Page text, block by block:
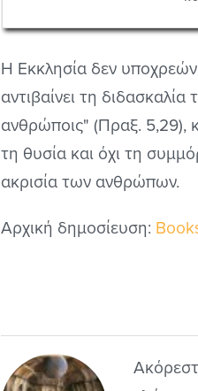
Η Εκκλησία δεν
αντιβαίνει τη
ανθρώποις" (Πραξ. 5,29),
τη θυσία και όχι τη
ακρισία των ανθρώπων.
Αρχική δημοσίευση: